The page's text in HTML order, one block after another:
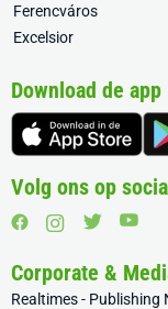
Ferencváros
Excelsior
Download de app
Volg ons op
Corporate &
Realtimes - Publishing